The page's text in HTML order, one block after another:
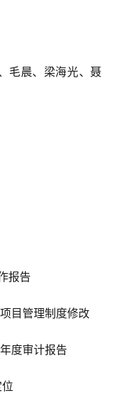
毛晨、梁海光、聂
报告
目管理制度修改
度审计报告